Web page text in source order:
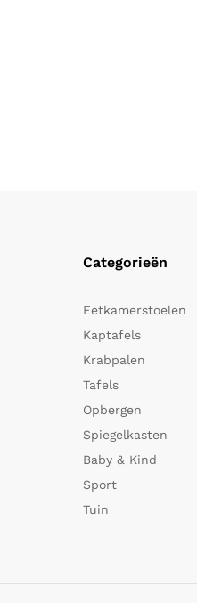
Categorieën
Eetkamerstoelen
Kaptafels
Krabpalen
Tafels
Opbergen
Spiegelkasten
Baby & Kind
Sport
Tuin